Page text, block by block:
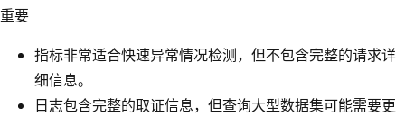
重要
指标非常适合快速异常情况检测，但不包含完整的请求详
细信息。
日志包含完整的取证信息，但查询大型数据集可能需要更